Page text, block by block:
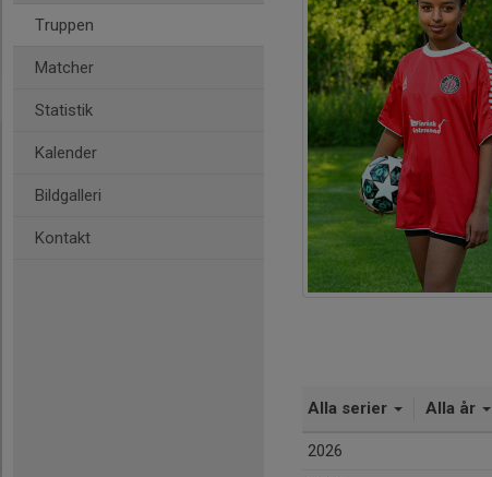
Truppen
Matcher
Statistik
Kalender
Bildgalleri
Kontakt
Alla serier Alla år
2026